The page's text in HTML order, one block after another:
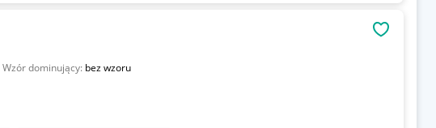
Wzór dominujący: bez wzoru